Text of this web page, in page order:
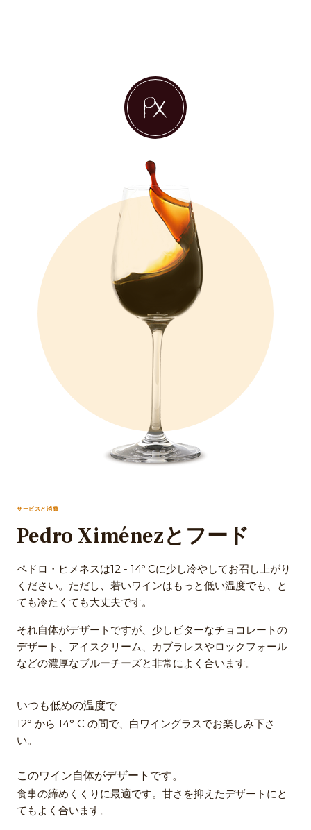
サービスと消費
Pedro Ximénezとフード
ペドロ・ヒメネスは12 - 14º Cに少し冷やしてお召し上がり
ください。ただし、若いワインはもっと低い温度でも、と
ても冷たくても大丈夫です。
それ自体がデザートですが、少しビターなチョコレートの
デザート、アイスクリーム、カブラレスやロックフォール
などの濃厚なブルーチーズと非常によく合います。
いつも低めの温度で
12° から 14° C の間で、白ワイングラスでお楽しみ下さ
い。
このワイン自体がデザートです。
食事の締めくくりに最適です。甘さを抑えたデザートにと
てもよく合います。